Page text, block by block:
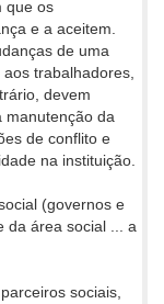
que os
e a aceitem.
de uma
trabalhadores,
devem
manutenção da
de conflito e
na instituição.
(governos e
da área social ... a
sociais,